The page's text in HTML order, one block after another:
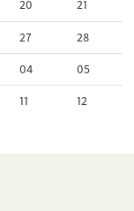
20 21
27
28
04
05
11 12